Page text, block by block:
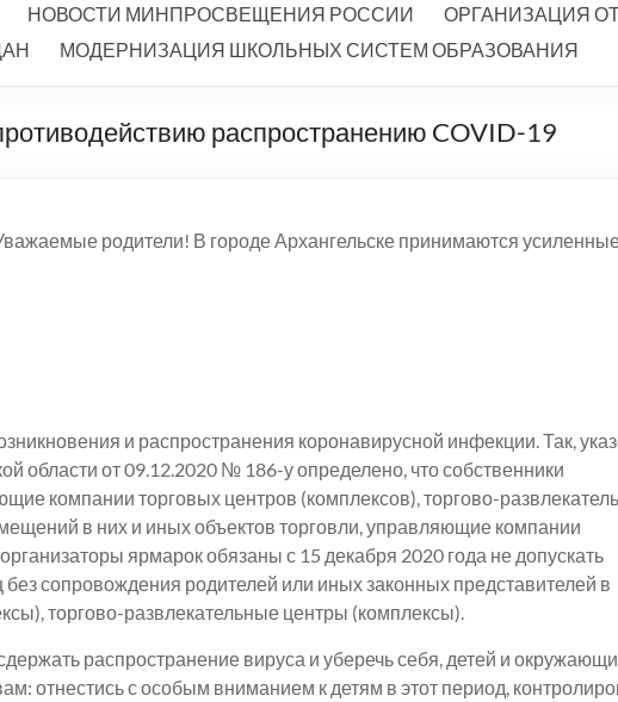
НОВОСТИ МИНПРОСВЕЩЕНИЯ РОССИИ ОРГАНИЗАЦИЯ
МОДЕРНИЗАЦИЯ ШКОЛЬНЫХ СИСТЕМ ОБРАЗОВАНИЯ
распространению COVID-19
родители! В городе Архангельске принимаются
и распространения коронавирусной инфекции. Так,
области от 09.12.2020 № 186-у определено, что собственники
компании торговых центров (комплексов), торгово-
в них и иных объектов торговли, управляющие компании
ярмарок обязаны с 15 декабря 2020 года не допускать
сопровождения родителей или иных законных представителей в
торгово-развлекательные центры (комплексы).
распространение вируса и уберечь себя, детей и
отнестись с особым вниманием к детям в этот период,